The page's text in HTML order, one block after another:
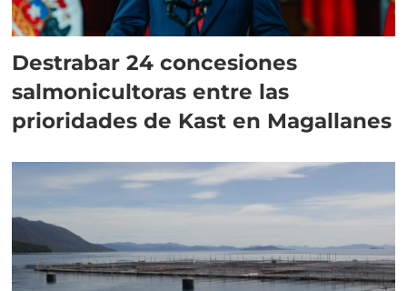
Destrabar 24 concesiones
salmonicultoras entre las
prioridades de Kast en Magallanes